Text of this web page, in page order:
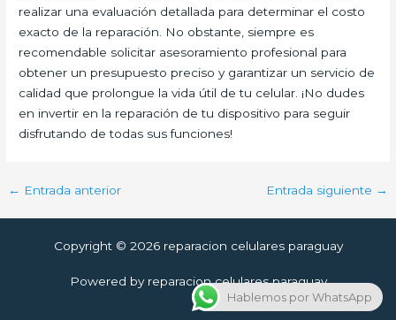
realizar una evaluación detallada para determinar el costo
exacto de la reparación. No obstante, siempre es
recomendable solicitar asesoramiento profesional para
obtener un presupuesto preciso y garantizar un servicio de
calidad que prolongue la vida útil de tu celular. ¡No dudes
en invertir en la reparación de tu dispositivo para seguir
disfrutando de todas sus funciones!
← Entrada anterior Entrada siguiente →
Copyright © 2026 reparacion celulares paraguay
Powered by reparacion celulares paraguay
Hablemos por WhatsApp